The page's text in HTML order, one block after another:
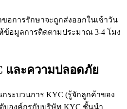
ขอการรักษาจะถูกส่งออกในเช้าวัน
ข้อมูลการติดตามประมาณ 3-4 โมง
และความปลอดภัย
ระบวนการ KYC (รู้จักลูกค้าของ
บองค์กรกับบริษัท KYC ชั้นนำ